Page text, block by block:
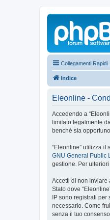
Collegamenti Rapidi
Indice
Eleonline -
Accedendo a
limitato legalmente
benché sia
“Eleonline” utilizza il
GNU General Public
gestione. Per
Accetti di non inviare
Stato dove
IP sono registrati per
necessario. Come
senza il tuo